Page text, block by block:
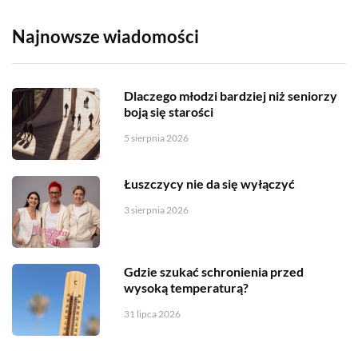
Najnowsze wiadomości
Dlaczego młodzi bardziej niż seniorzy
boją się starości
5 sierpnia 2026
Łuszczycy nie da się wyłączyć
3 sierpnia 2026
Gdzie szukać schronienia przed
wysoką temperaturą?
31 lipca 2026